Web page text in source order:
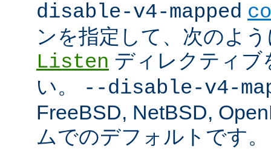
disable-v4-mapped
ンを指定して、次のよ
Listen ディレクティブ
い。
--disable-v4-
FreeBSD, NetBSD,
ムでのデフォルトです。